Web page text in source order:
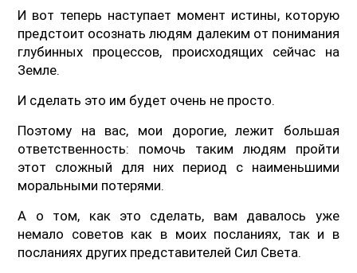
И вот теперь наступает момент истины, которую
предстоит осознать людям далеким от понимания
глубинных процессов, происходящих сейчас на
Земле.
И сделать это им будет очень не просто.
Поэтому на вас, мои дорогие, лежит большая
ответственность: помочь таким людям пройти
этот сложный для них период с наименьшими
моральными потерями.
А о том, как это сделать, вам давалось уже
немало советов как в моих посланиях, так и в
посланиях других представителей Сил Света.